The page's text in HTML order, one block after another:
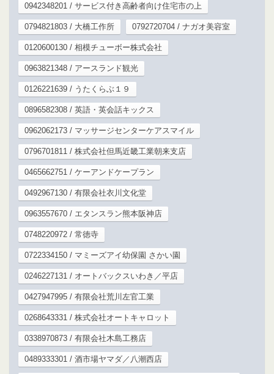
0942348201 / サービス付き高齢者向け住宅市の上
0794821803 / 大橋工作所 0792720704 / ナガオ美容室
0120600130 / 相模チューボー株式会社
0963821348 / アースランド観光
0126221639 / うたくらぶ１９
0896582308 / 英語・英会話キックス
0962062173 / マッサージセンターケアスマイル
0796701811 / 株式会社但馬近畿工業朝来支店
0465662751 / ケーアンドケープラン
0492967130 / 有限会社衣川文化堂
0963557670 / エタンスラン熊本阪神店
0748220972 / 常徳寺
0722334150 / マミーズアイ幼保園 さかい園
0246227131 / オートバックスいわき／平店
0427947995 / 有限会社荒川左官工業
0268643331 / 株式会社オートキャロット
0338970873 / 有限会社木島工務店
0489333301 / 酒市場ヤマダ／八潮西店